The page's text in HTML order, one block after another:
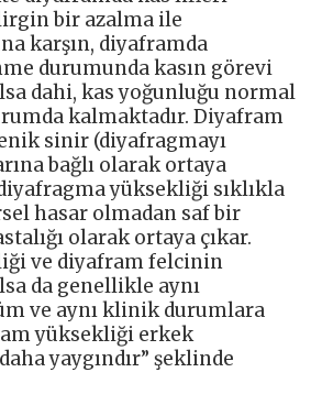
bir azalma ile
karşın, diyaframda
durumunda kasın görevi
dahi, kas yoğunluğu normal
kalmaktadır. Diyafram
sinir (diyafragmayı
bağlı olarak ortaya
yüksekliği sıklıkla
hasar olmadan saf bir
olarak ortaya çıkar.
ve diyafram felcinin
da genellikle aynı
ve aynı klinik durumlara
yüksekliği erkek
yaygındır” şeklinde